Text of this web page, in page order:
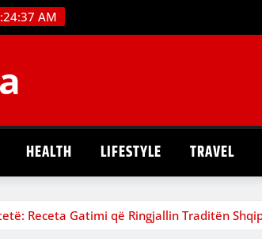
AM
HEALTH LIFESTYLE TRAVEL
Receta Gatimi që Ringjallin Traditën